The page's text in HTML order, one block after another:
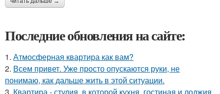
Последние обновления на сайте:
1. Атмосферная квартира как вам?
2. Всем привет. Уже просто опускаются руки, не
понимаю, как дальше жить в этой ситуации.